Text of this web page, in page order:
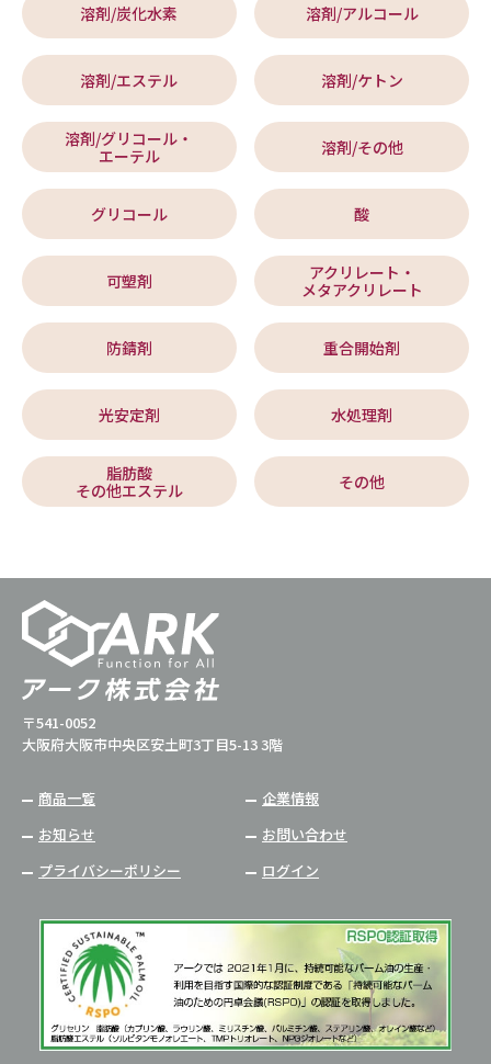
溶剤/炭化水素 溶剤/アルコール
溶剤/エステル 溶剤/ケトン
溶剤/グリコール・
エーテル
溶剤/その他
グリコール 酸
可塑剤
アクリレート・
メタアクリレート
防錆剤 重合開始剤
光安定剤 水処理剤
脂肪酸
その他エステル
その他
〒541-0052
大阪府大阪市中央区安土町3丁目5-13 3階
商品一覧
企業情報
お知らせ
お問い合わせ
プライバシーポリシー
ログイン